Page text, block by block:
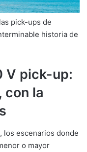
pick-ups de
historia de
V pick-up:
con la
los escenarios donde
o mayor